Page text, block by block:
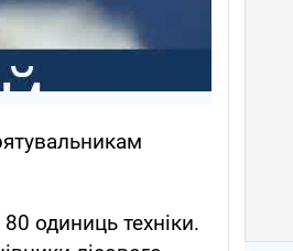
одиниць техніки.